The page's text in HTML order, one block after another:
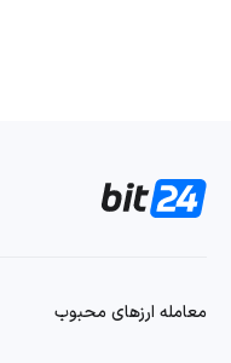
معامله ارزهای محبوب